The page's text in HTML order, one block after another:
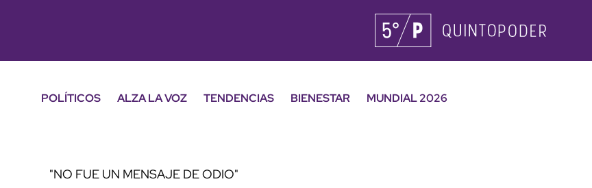
POLÍTICOS ALZA LA VOZ TENDENCIAS BIENESTAR
MUNDIAL 2026
"NO FUE UN MENSAJE DE ODIO"